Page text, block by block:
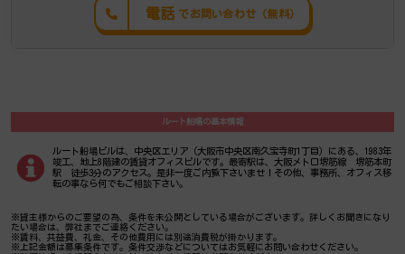
電話 でお問い合わせ（無料）
ルート船場の基本情報
ルート船場ビルは、中央区エリア（大阪市中央区南久宝寺町1丁目）にある、1983年
竣工、地上8階建の賃貸オフィスビルです。最寄駅は、大阪メトロ堺筋線 堺筋本町
駅 徒歩3分のアクセス。是非一度ご内覧下さいませ！その他、事務所、オフィス移
転の事なら何でもご相談下さい。
※貸主様からのご要望の為、条件を未公開としている場合がございます。詳しくお聞きになり
たい場合は、弊社までご連絡ください。
※賃料、共益費、礼金、その他費用には別途消費税が掛かります。
※上記金額は募集条件です。条件交渉などについてはお気軽にお問い合わせください。